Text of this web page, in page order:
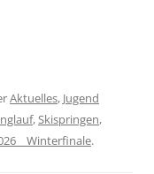
Aktuelles, Jugend
,Skispringen,
.